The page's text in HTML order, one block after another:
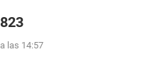
las 14:57